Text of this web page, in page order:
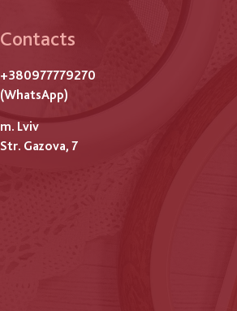
Contacts
+380977779270
(WhatsApp)
m. Lviv
Str. Gazova, 7